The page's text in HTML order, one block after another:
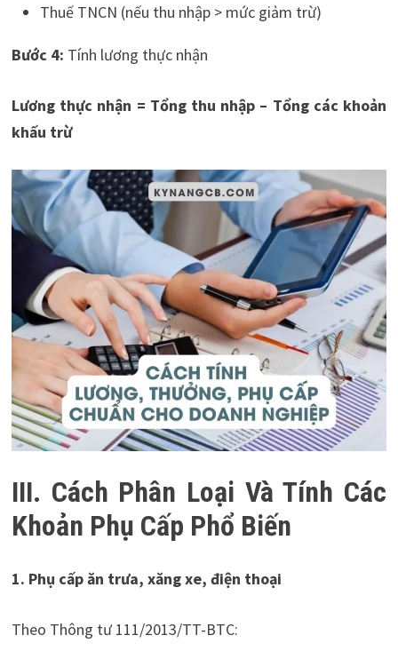
Thuế TNCN (nếu thu nhập > mức giảm trừ)
Bước 4: Tính lương thực nhận
Lương thực nhận = Tổng thu nhập – Tổng các khoản
khấu trừ
III. Cách Phân Loại Và Tính Các
Khoản Phụ Cấp Phổ Biến
1. Phụ cấp ăn trưa, xăng xe, điện thoại
Theo Thông tư 111/2013/TT-BTC: